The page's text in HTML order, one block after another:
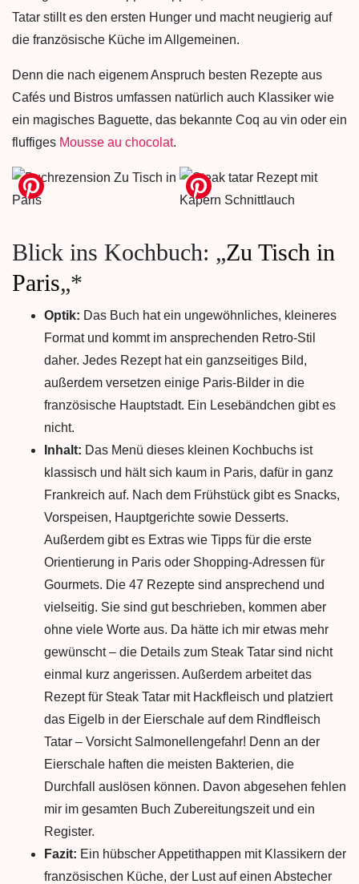
Tatar stillt es den ersten Hunger und macht neugierig auf
die französische Küche im Allgemeinen.
Denn die nach eigenem Anspruch besten Rezepte aus
Cafés und Bistros umfassen natürlich auch Klassiker wie
ein magisches Baguette, das bekannte Coq au vin oder ein
fluffiges Mousse au chocolat.
Blick ins Kochbuch: „Zu Tisch in
Paris„*
Optik: Das Buch hat ein ungewöhnliches, kleineres
Format und kommt im ansprechenden Retro-Stil
daher. Jedes Rezept hat ein ganzseitiges Bild,
außerdem versetzen einige Paris-Bilder in die
französische Hauptstadt. Ein Lesebändchen gibt es
nicht.
Inhalt: Das Menü dieses kleinen Kochbuchs ist
klassisch und hält sich kaum in Paris, dafür in ganz
Frankreich auf. Nach dem Frühstück gibt es Snacks,
Vorspeisen, Hauptgerichte sowie Desserts.
Außerdem gibt es Extras wie Tipps für die erste
Orientierung in Paris oder Shopping-Adressen für
Gourmets. Die 47 Rezepte sind ansprechend und
vielseitig. Sie sind gut beschrieben, kommen aber
ohne viele Worte aus. Da hätte ich mir etwas mehr
gewünscht – die Details zum Steak Tatar sind nicht
einmal kurz angerissen. Außerdem arbeitet das
Rezept für Steak Tatar mit Hackfleisch und platziert
das Eigelb in der Eierschale auf dem Rindfleisch
Tatar – Vorsicht Salmonellengefahr! Denn an der
Eierschale haften die meisten Bakterien, die
Durchfall auslösen können. Davon abgesehen fehlen
mir im gesamten Buch Zubereitungszeit und ein
Register.
Fazit: Ein hübscher Appetithappen mit Klassikern der
französischen Küche, der Lust auf einen Abstecher